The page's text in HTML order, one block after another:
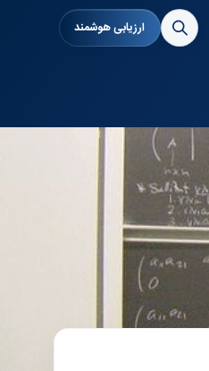
ارزیابی هوشمند